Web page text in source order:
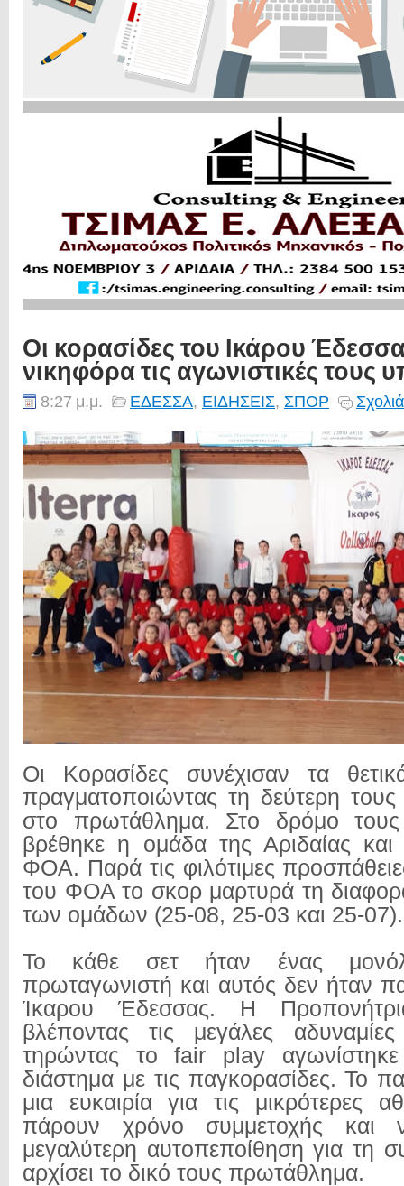
Οι κορασίδες του Ικάρου
νικηφόρα τις αγωνιστικές τους
8:27 μ.μ. ΕΔΕΣΣΑ, ΕΙΔΗΣΕΙΣ, ΣΠΟΡ
Οι Κορασίδες συνέχισαν τα
πραγματοποιώντας τη δεύτερη
στο πρωτάθλημα. Στο δρόμο
βρέθηκε η ομάδα της Αριδαίας και
ΦΟΑ. Παρά τις φιλότιμες
του ΦΟΑ το σκορ μαρτυρά τη
των ομάδων (25-08, 25-03 και 25-
Το κάθε σετ ήταν ένας
πρωταγωνιστή και αυτός δεν ήταν
Ίκαρου Έδεσσας. H
βλέποντας τις μεγάλες
τηρώντας το fair play αγωνίστηκε
διάστημα με τις παγκορασίδες. Το
μια ευκαιρία για τις μικρότερες
πάρουν χρόνο συμμετοχής και
μεγαλύτερη αυτοπεποίθηση για τη
αρχίσει το δικό τους πρωτάθλημα.